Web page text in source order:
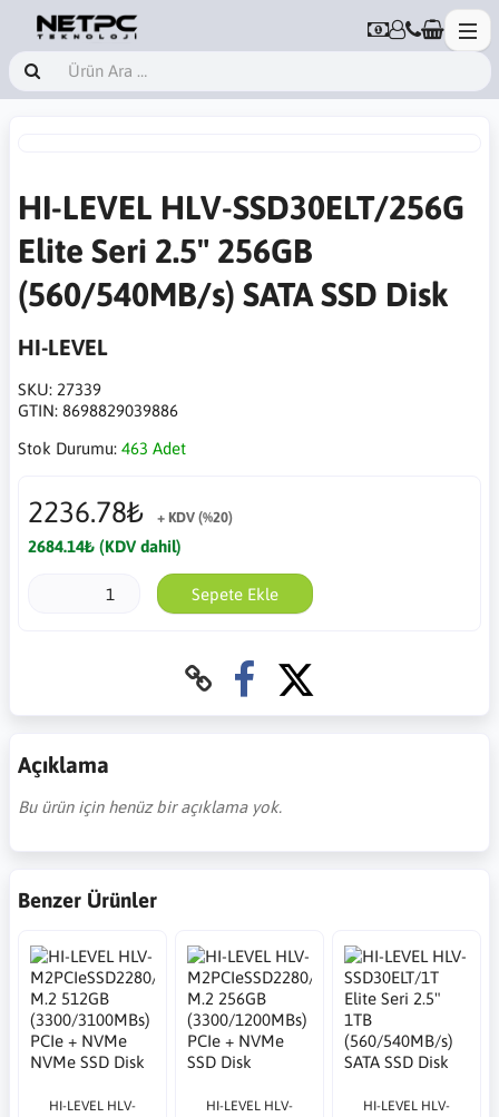
HI-LEVEL HLV-SSD30ELT/256G
Elite Seri 2.5" 256GB
(560/540MB/s) SATA SSD Disk
HI-LEVEL
SKU: 27339
GTIN: 8698829039886
Stok Durumu: 463 Adet
2236.78₺ + KDV (%20)
2684.14₺ (KDV dahil)
Sepete Ekle
Açıklama
Bu ürün için henüz bir açıklama yok.
Benzer Ürünler
HI-LEVEL HLV-
HI-LEVEL HLV-
HI-LEVEL HLV-